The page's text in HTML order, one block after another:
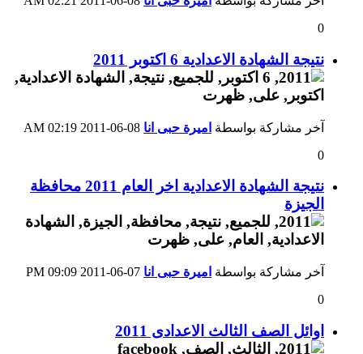
0
نتيجة الشهادة الاعدادية 6 اكتوبر 2011
آخر مشاركة بواسطة اميرة حبى انا
02:19 AM
0
نتيجة الشهادة الاعدادية اخر العام 2011 محافظة
الجيزة
آخر مشاركة بواسطة اميرة حبى انا
09:09 PM
0
اوائل الصف الثالث الاعدادى 2011